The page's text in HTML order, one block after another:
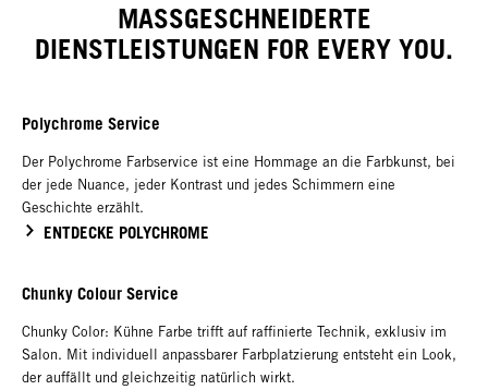
MASSGESCHNEIDERTE
DIENSTLEISTUNGEN FOR EVERY YOU.
Polychrome Service
Der Polychrome Farbservice ist eine Hommage an die Farbkunst, bei
der jede Nuance, jeder Kontrast und jedes Schimmern eine
Geschichte erzählt.
ENTDECKE POLYCHROME
Chunky Colour Service
Chunky Color: Kühne Farbe trifft auf raffinierte Technik, exklusiv im
Salon. Mit individuell anpassbarer Farbplatzierung entsteht ein Look,
der auffällt und gleichzeitig natürlich wirkt.